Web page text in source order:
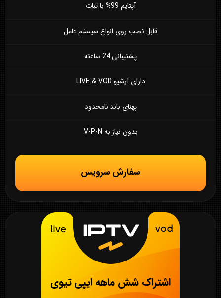
آپتایم 99% با ثبات
قابل نصب روی انواع سیستم عامل
پشتیبانی 24 ساعته
دارای آرشیو LIVE & VOD
پهنای باند نامحدود
بدون نیاز به V-P-N
سفارش سرویس
اشتراک شش ماهه ایپی تیوی